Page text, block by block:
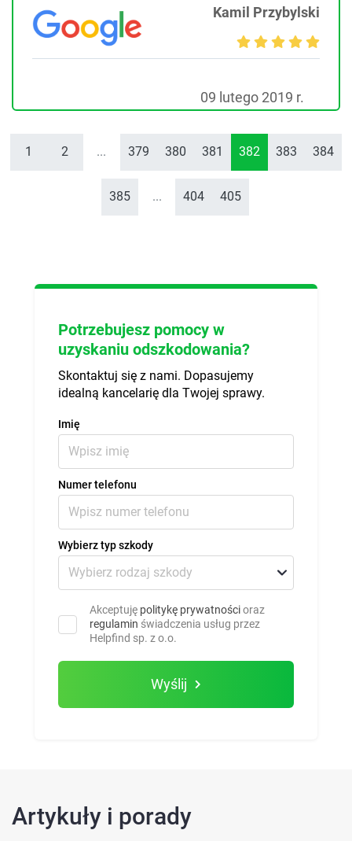
Kamil Przybylski
09 lutego 2019 r.
1 2 ... 379 380 381 382 383 384
385 ... 404 405
Potrzebujesz pomocy w
uzyskaniu odszkodowania?
Skontaktuj się z nami. Dopasujemy
idealną kancelarię dla Twojej sprawy.
Imię
Numer telefonu
Wybierz typ szkody
Akceptuję politykę prywatnościoraz
regulamin świadczenia usług przez
Helpfind sp. z o.o.
Wyślij
Artykuły i porady